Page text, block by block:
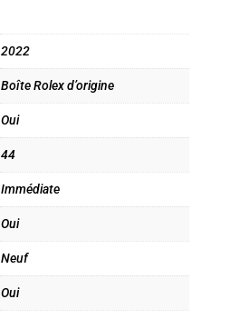
2022
Boîte Rolex d’origine
Oui
44
Immédiate
Oui
Neuf
Oui